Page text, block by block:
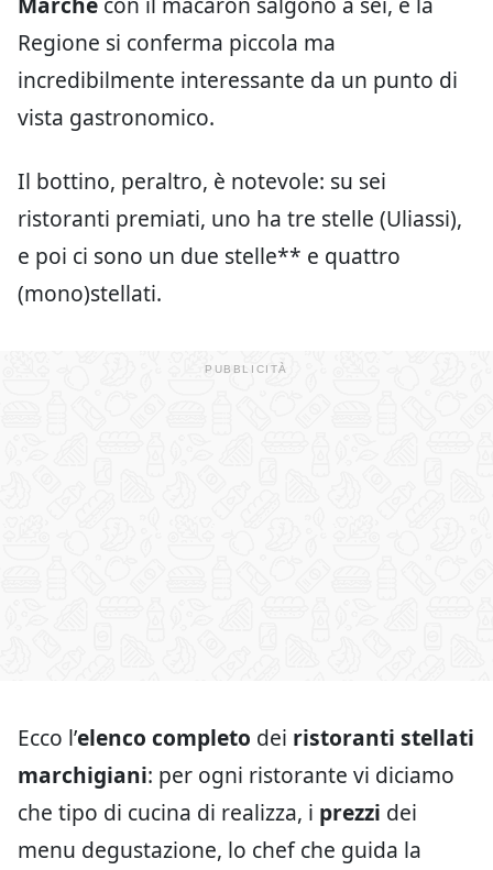
Regione si conferma piccola ma
incredibilmente interessante da un punto di
vista gastronomico.
Il bottino, peraltro, è notevole: su sei
ristoranti premiati, uno ha tre stelle (Uliassi),
e poi ci sono un due stelle** e quattro
(mono)stellati.
Ecco l’elenco completo dei ristoranti stellati
marchigiani: per ogni ristorante vi diciamo
che tipo di cucina di realizza, i prezzi dei
menu degustazione, lo chef che guida la